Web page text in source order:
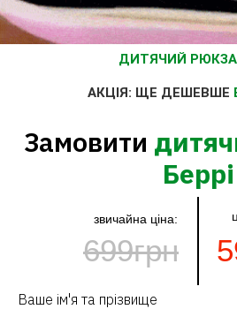
ДИТЯЧИЙ
АКЦІЯ: ЩЕ ДЕШЕВШЕ
Замовити
Беррі
звичайна ціна:
699грн
Ваше ім'я та прізвище